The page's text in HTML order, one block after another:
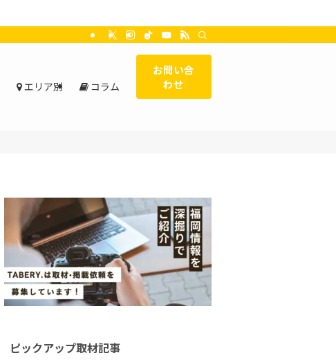
エリア別 コラム
お問い合
わせ
ピックアップ取材記事